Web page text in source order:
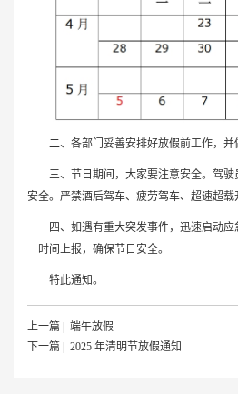
二、各部门妥善安排好放假前工作，并
三、节日期间，大家要注意安全。驾
安全。严禁酒后驾车、疲劳驾车、超速超载
四、如遇有重大突发事件，迅速启动
一时间上报，确保节日安全。
特此通知。
上一篇 | 端午放假
下一篇 | 2025 年清明节放假通知